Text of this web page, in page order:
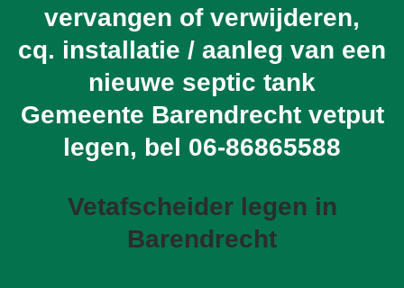
vervangen of verwijderen,
cq. installatie / aanleg van een
nieuwe septic tank
Gemeente Barendrecht vetput
legen, bel 06-86865588
Vetafscheider legen in
Barendrecht